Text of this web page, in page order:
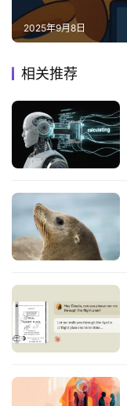
2025年9月8日
相关推荐